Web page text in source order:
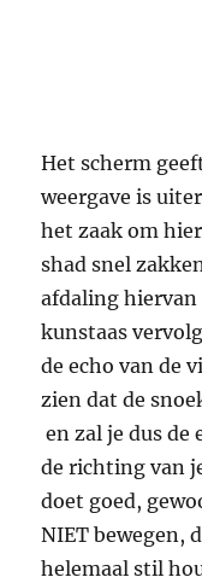
Het scherm
weergave is
het zaak om
shad snel
afdaling hiervan
kunstaas
de echo van de
zien dat de
en zal je dus de
de richting van
doet goed,
NIET bewegen,
helemaal stil